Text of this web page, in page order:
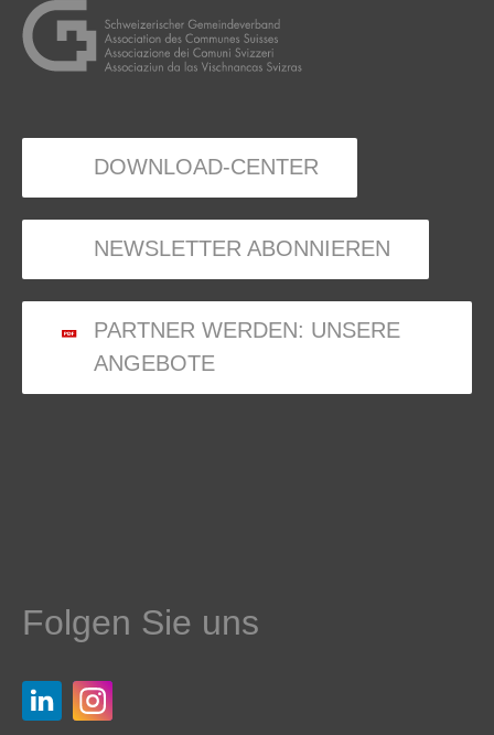
DOWNLOAD-CENTER
NEWSLETTER ABONNIEREN
PARTNER WERDEN: UNSERE
ANGEBOTE
Folgen Sie uns